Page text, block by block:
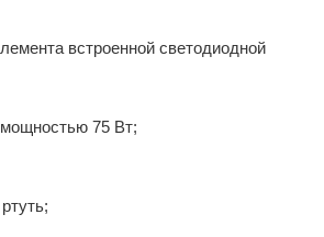
встроенной светодиодной
75 Вт;